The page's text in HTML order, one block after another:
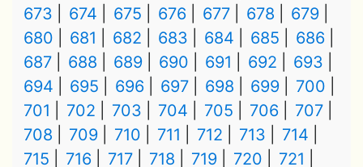
673
674 675 676 677 678
679
680
681 682 683 684 685
686
687
688 689 690 691 692
693
694
695 696 697 698 699
700
701
702 703 704 705 706
707
708
709 710 711 712 713
714
715
716 717 718 719 720
721